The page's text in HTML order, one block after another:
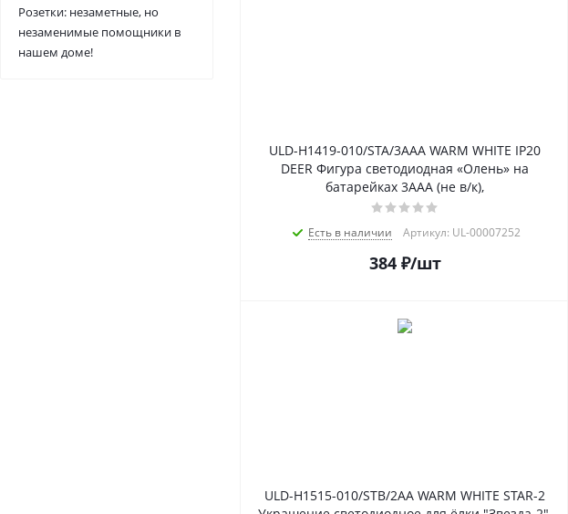
ULD-H1419-010/STA/3AAA WARM WHITE IP20
DEER Фигура светодиодная «Олень» на
батарейках 3AAA (не в/к),
Есть в наличии Артикул: UL-00007252
384₽/шт
ULD-H1515-010/STB/2AA WARM WHITE STAR-2
Розетки: незаметные, но
незаменимые помощники в
нашем доме!